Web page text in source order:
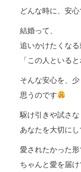
どんな時に、安心
結婚って、
追いかけたくなる
「この人といる
そんな安心を、
思うのです
駆け引きや試さな
あなたを大切に
愛されたかった形
ちゃんと愛を届